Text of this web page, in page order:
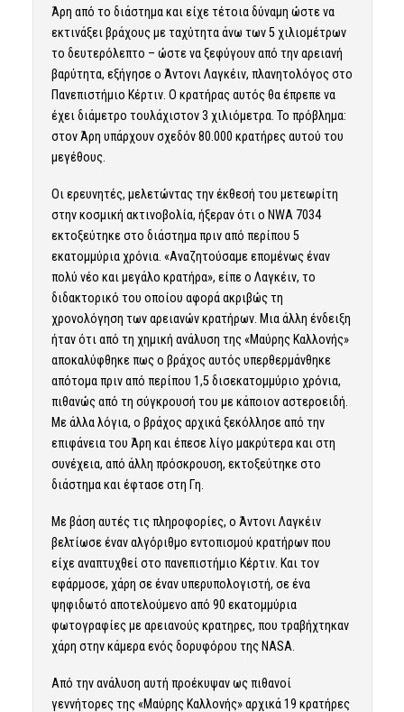
Άρη από το διάστημα και είχε τέτοια δύναμη ώστε να
εκτινάξει βράχους με ταχύτητα άνω των 5 χιλιομέτρων
το δευτερόλεπτο – ώστε να ξεφύγουν από την αρειανή
βαρύτητα, εξήγησε ο Άντονι Λαγκέιν, πλανητολόγος στο
Πανεπιστήμιο Κέρτιν. Ο κρατήρας αυτός θα έπρεπε να
έχει διάμετρο τουλάχιστον 3 χιλιόμετρα. Το πρόβλημα:
στον Άρη υπάρχουν σχεδόν 80.000 κρατήρες αυτού του
μεγέθους.
Οι ερευνητές, μελετώντας την έκθεσή του μετεωρίτη
στην κοσμική ακτινοβολία, ήξεραν ότι ο NWA 7034
εκτοξεύτηκε στο διάστημα πριν από περίπου 5
εκατομμύρια χρόνια. «Αναζητούσαμε επομένως έναν
πολύ νέο και μεγάλο κρατήρα», είπε ο Λαγκέιν, το
διδακτορικό του οποίου αφορά ακριβώς τη
χρονολόγηση των αρειανών κρατήρων. Μια άλλη ένδειξη
ήταν ότι από τη χημική ανάλυση της «Μαύρης Καλλονής»
αποκαλύφθηκε πως ο βράχος αυτός υπερθερμάνθηκε
απότομα πριν από περίπου 1,5 δισεκατομμύριο χρόνια,
πιθανώς από τη σύγκρουσή του με κάποιον αστεροειδή.
Με άλλα λόγια, ο βράχος αρχικά ξεκόλλησε από την
επιφάνεια του Άρη και έπεσε λίγο μακρύτερα και στη
συνέχεια, από άλλη πρόσκρουση, εκτοξεύτηκε στο
διάστημα και έφτασε στη Γη.
Με βάση αυτές τις πληροφορίες, ο Άντονι Λαγκέιν
βελτίωσε έναν αλγόριθμο εντοπισμού κρατήρων που
είχε αναπτυχθεί στο πανεπιστήμιο Κέρτιν. Και τον
εφάρμοσε, χάρη σε έναν υπερυπολογιστή, σε ένα
ψηφιδωτό αποτελούμενο από 90 εκατομμύρια
φωτογραφίες με αρειανούς κρατηρες, που τραβήχτηκαν
χάρη στην κάμερα ενός δορυφόρου της NASA.
Από την ανάλυση αυτή προέκυψαν ως πιθανοί
γεννήτορες της «Μαύρης Καλλονής» αρχικά 19 κρατήρες